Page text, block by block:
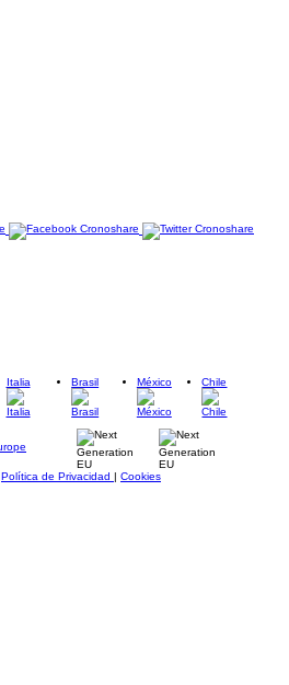
Italia Brasil México Chile
Política de Privacidad | Cookies